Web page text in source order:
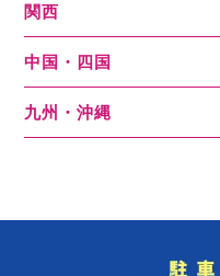
関西
中国・四国
九州・沖縄